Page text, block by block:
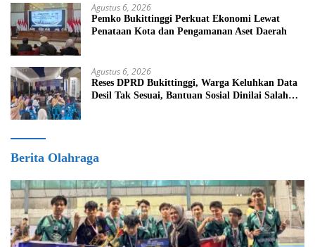
Agustus 6, 2026
Pemko Bukittinggi Perkuat Ekonomi Lewat
Penataan Kota dan Pengamanan Aset Daerah
Agustus 6, 2026
Reses DPRD Bukittinggi, Warga Keluhkan Data
Desil Tak Sesuai, Bantuan Sosial Dinilai Salah
Berita Olahraga